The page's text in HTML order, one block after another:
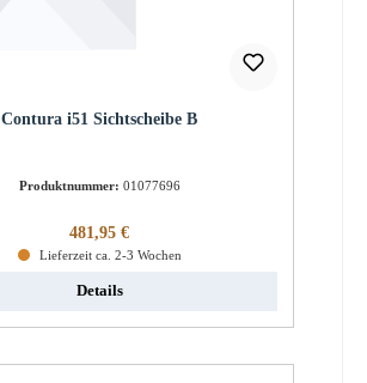
Contura i51 Sichtscheibe B
Produktnummer: 01077696
Regulärer Preis:
481,95 €
Lieferzeit ca. 2-3 Wochen
Details